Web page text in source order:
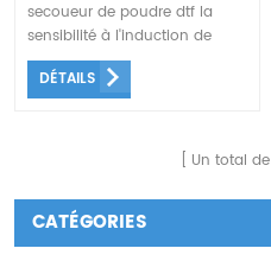
secoueur de poudre dtf la
sensibilité à l'induction de
saupoudrage de poudre est
plus élevée, avec la
processus peut être encore
travail manuelle peut être
réduite.
DÉTAILS
Un total de
CATÉGORIES